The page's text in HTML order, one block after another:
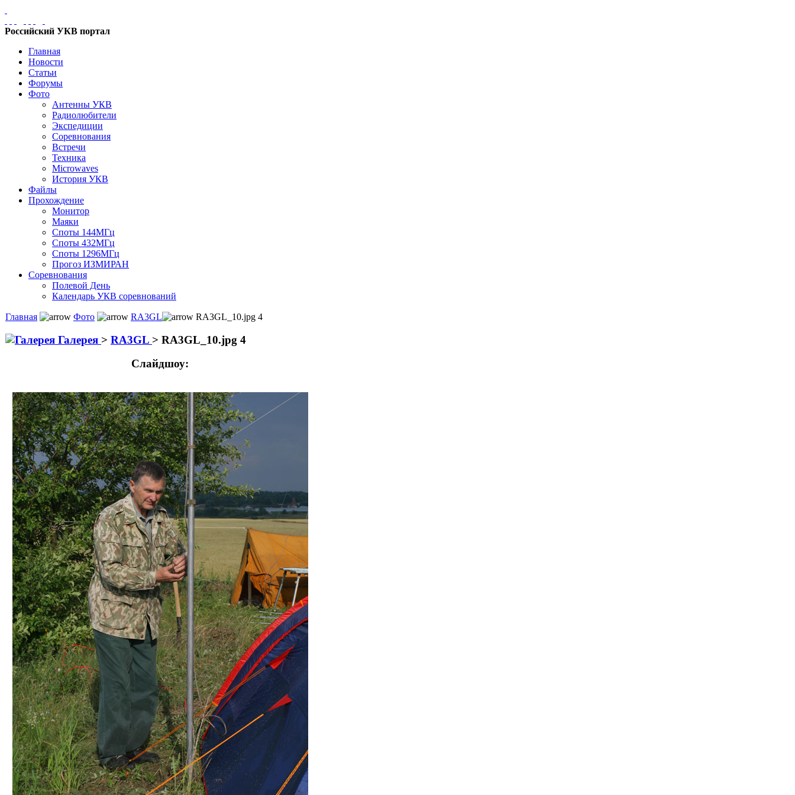
Российский УКВ портал
Главная
Новости
Статьи
Форумы
Фото
Антенны УКВ
Радиолюбители
Экспедиции
Соревнования
Встречи
Техника
Microwaves
История УКВ
Файлы
Прохождение
Монитор
Маяки
Споты 144МГц
Споты 432МГц
Споты 1296МГц
Прогоз ИЗМИРАН
Соревнования
Полевой День
Календарь УКВ соревнований
Главная Фото RA3GL RA3GL_10.jpg 4
Галерея > RA3GL > RA3GL_10.jpg 4
Слайдшоу: